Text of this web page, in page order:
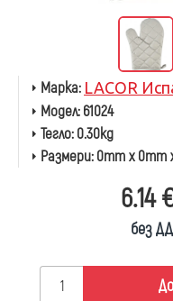
6.14
без
Марка: LACOR
Модел:61024
Тегло:0.30kg
Размери:0mm x 0mm